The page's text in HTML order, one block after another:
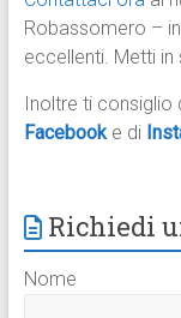
Robassomero –
eccellenti. Metti
Inoltre ti consiglio
Facebook e di
Richiedi
Nome